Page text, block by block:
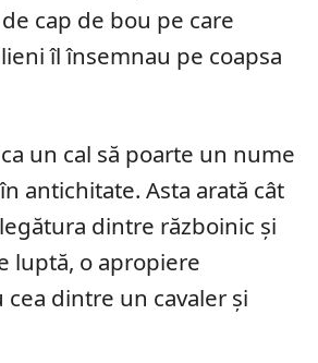
cap de bou pe care
îl însemnau pe coapsa
un cal să poarte un nume
antichitate. Asta arată cât
dintre războinic și
luptă, o apropiere
cea dintre un cavaler și